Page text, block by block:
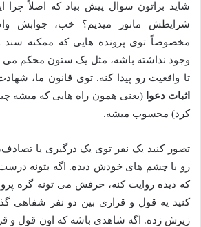
شاید براتون سوال پیش بیاد که اصلاً
شرایطش مانور میدیم؟ خب، جوابش
مخصوصاً توی پرونده هایی که ممکنه
وجود نداشته باشه، مثل یک ستون محکم می
تا واقعیت رو پیدا کنه. توی قانون ما،
اثبات دعوا (یعنی همون راه هایی که میشه
کرد) محسوب میشه.
تصور کنید یک نفر توی یک درگیری یا
رو با چشم های خودش دیده. اگه بتونه
که دیده روایت کنه، حرفش می تونه گره
کنید یه قول و قراری بین دو نفر شفاهی
زیرش زده. اگه شاهدی باشه که اون قول و